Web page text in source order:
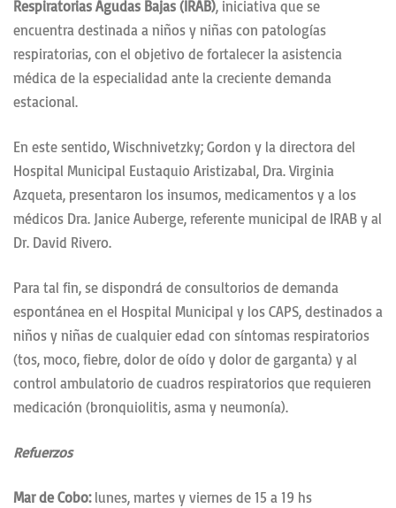
Respiratorias Agudas Bajas (IRAB), iniciativa que se
encuentra destinada a niños y niñas con patologías
respiratorias, con el objetivo de fortalecer la asistencia
médica de la especialidad ante la creciente demanda
estacional.
En este sentido, Wischnivetzky; Gordon y la directora del
Hospital Municipal Eustaquio Aristizabal, Dra. Virginia
Azqueta, presentaron los insumos, medicamentos y a los
médicos Dra. Janice Auberge, referente municipal de IRAB y al
Dr. David Rivero.
Para tal fin, se dispondrá de consultorios de demanda
espontánea en el Hospital Municipal y los CAPS, destinados a
niños y niñas de cualquier edad con síntomas respiratorios
(tos, moco, fiebre, dolor de oído y dolor de garganta) y al
control ambulatorio de cuadros respiratorios que requieren
medicación (bronquiolitis, asma y neumonía).
Refuerzos
Mar de Cobo:lunes, martes y viernes de 15 a 19 hs